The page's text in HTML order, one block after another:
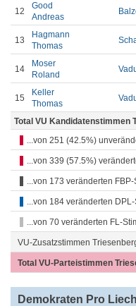
12
Good
Andreas
13
Hagmann
Thomas
14
Moser
Roland
15
Keller
Thomas
Total VU Kandidatenstimmen
...von 251 (42.5%)
...von 339 (57.5%)
...von 173 veränderten
...von 184 veränderten
...von 70 veränderten FL-
VU-Zusatzstimmen
Total VU-Parteistimmen
Demokraten Pro